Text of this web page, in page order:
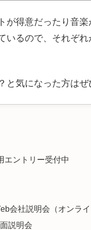
が得意だったり音楽
いるので、それぞ
気になった方はぜ
エントリー受付中
会社説明会（オンライ
説明会